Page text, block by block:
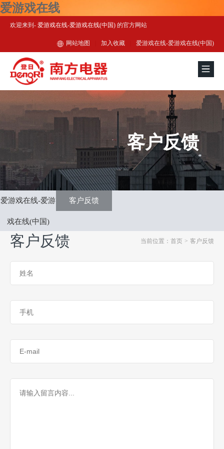
爱游戏在线
欢迎来到- 爱游戏在线-爱游戏在线(中国) 的官方网站
网站地图 加入收藏 爱游戏在线-爱游戏在线(中国)
客户反馈
爱游戏在线-爱游
戏在线(中国)
客户反馈
客户反馈 当前位置：首页 > 客户反馈